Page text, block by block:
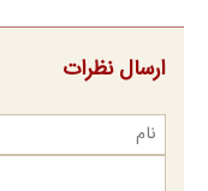
ارسال نظرات